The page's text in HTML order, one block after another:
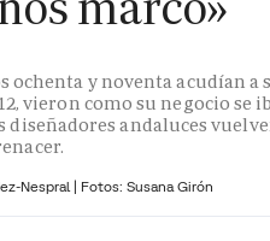
ochenta y noventa acudían a
vieron como su negocio se
diseñadores andaluces
Nespral | Fotos: Susana Girón